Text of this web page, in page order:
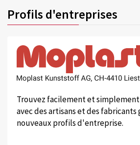
Profils d'entreprises
Trouvez facilement et
avec des artisans et des fabricants
nouveaux profils d'entreprise.